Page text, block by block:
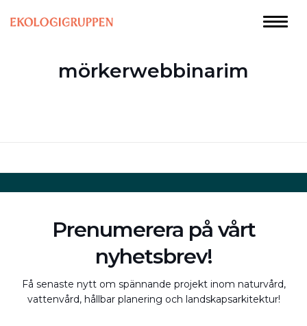
mörkerwebbinarim
Prenumerera på vårt
nyhetsbrev!
Få senaste nytt om spännande projekt inom naturvård,
vattenvård, hållbar planering och landskapsarkitektur!